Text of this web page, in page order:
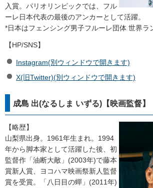
入賞。パリオリンピックでは、フル
ーレ日本代表の最後のアンカーとして活躍。
*日本はフェンシング男子フルーレ団体 世界ラ
【HP/SNS】
Instagram(別ウィンドウで開きます)
X(旧Twitter)(別ウィンドウで開きます)
成島 出(なるしま いずる)【映画監督】
【略歴】
山梨県出身。1961年生まれ。1994
年から脚本家として活躍した後、初
監督作「油断大敵」(2003年)で藤本
賞新人賞、ヨコハマ映画祭新人監督
賞を受賞。「八日目の蟬」(2011年)